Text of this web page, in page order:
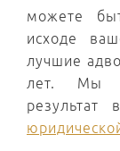
можете
исходе
лучшие
лет. Мы